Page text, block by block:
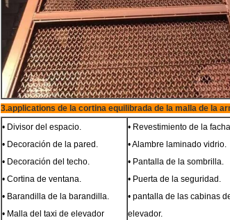
3.applications de la cortina equilibrada de la malla de la
• Divisor del espacio.
• Decoración de la pared.
• Decoración del techo.
• Cortina de ventana.
• Barandilla de la barandilla.
• Malla del taxi de elevador
• Revestimiento de la
• Alambre laminado vidrio.
• Pantalla de la sombrilla.
• Puerta de la seguridad.
• pantalla de las cabinas
elevador.